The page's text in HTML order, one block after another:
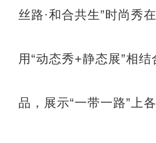
丝路·和合共生”时尚秀
用“动态秀+静态展”相
品，展示“一带一路”上